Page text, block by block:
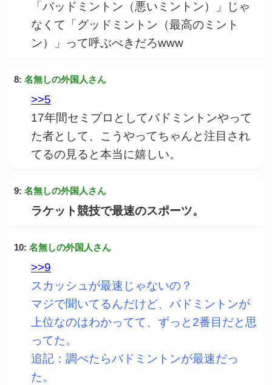
「バッドミントン（悪いミントン）」じゃ
なくて「グッドミントン（最高のミント
ン）」って呼ぶべきだろwww
8: 名無しの外国人さん
>>5
17年間セミプロとしてバドミントンやって
た者として、こうやってちゃんと注目され
てるの見ると本当に嬉しい。
9: 名無しの外国人さん
ラケット競技で最速のスポーツ。
10: 名無しの外国人さん
>>9
スカッシュが最速じゃないの？
マジで聞いてるんだけど、バドミントンが
上位なのはわかってて、ずっと2番目だと思
ってた。
追記：調べたらバドミントンが最速だっ
た。